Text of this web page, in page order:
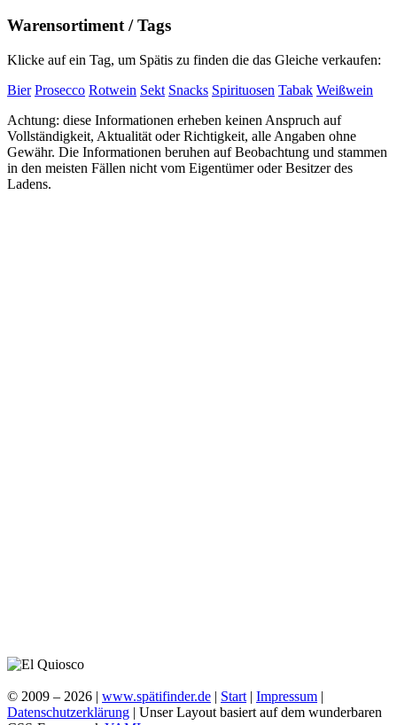
Warensortiment / Tags
Klicke auf ein Tag, um Spätis zu finden die das Gleiche verkaufen:
Bier Prosecco Rotwein Sekt Snacks Spirituosen Tabak Weißwein
Achtung: diese Informationen erheben keinen Anspruch auf
Vollständigkeit, Aktualität oder Richtigkeit, alle Angaben ohne
Gewähr. Die Informationen beruhen auf Beobachtung und stammen
in den meisten Fällen nicht vom Eigentümer oder Besitzer des
Ladens.
© 2009 – 2026 | www.spätifinder.de | Start | Impressum |
Datenschutzerklärung | Unser Layout basiert auf dem wunderbaren